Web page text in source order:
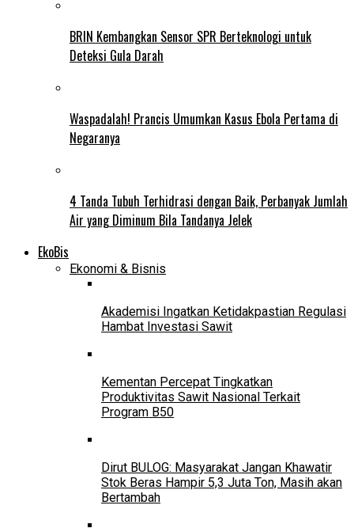
BRIN Kembangkan Sensor SPR Berteknologi untuk
Deteksi Gula Darah
Waspadalah! Prancis Umumkan Kasus Ebola Pertama di
Negaranya
4 Tanda Tubuh Terhidrasi dengan Baik, Perbanyak Jumlah
Air yang Diminum Bila Tandanya Jelek
EkoBis
Ekonomi & Bisnis
Akademisi Ingatkan Ketidakpastian Regulasi
Hambat Investasi Sawit
Kementan Percepat Tingkatkan
Produktivitas Sawit Nasional Terkait
Program B50
Dirut BULOG: Masyarakat Jangan Khawatir
Stok Beras Hampir 5,3 Juta Ton, Masih akan
Bertambah